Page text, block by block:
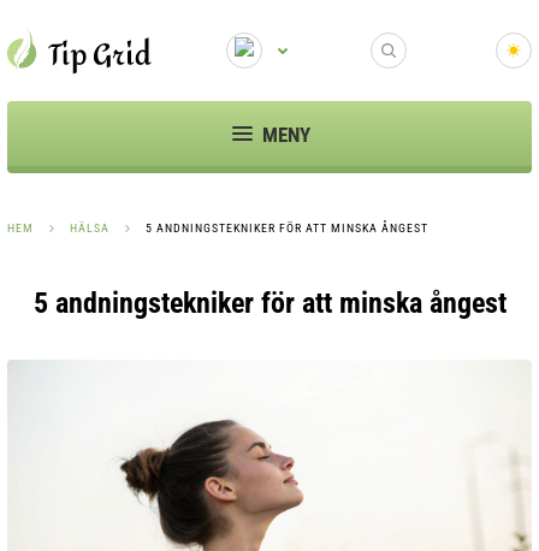
MENY
HEM HÄLSA 5 ANDNINGSTEKNIKER FÖR ATT MINSKA ÅNGEST
5 andningstekniker för att minska ångest